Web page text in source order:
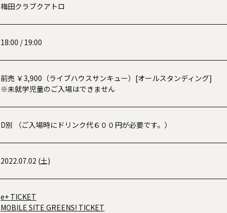
梅田クラブクアトロ
18:00 / 19:00
前売 ￥3,900（ライブハウスサンキュー）[オールスタンディング]
※未就学児童のご入場はできません
D別 （ご入場時にドリンク代６００円が必要です。）
2022.07.02 (土)
e+ TICKET
MOBILE SITE GREENS! TICKET